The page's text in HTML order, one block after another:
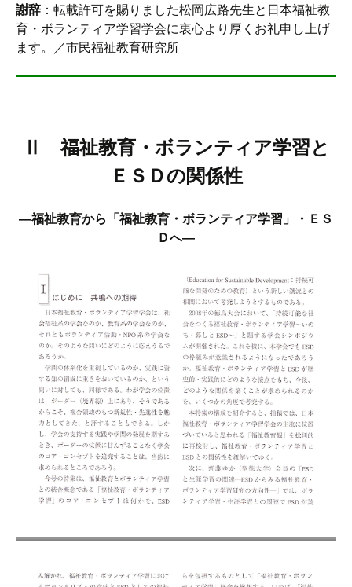
謝辞 ：転載許可を賜りました松岡広路先生と日本福祉教
育・ボランティア学習学会に衷心より厚くお礼申し上げ
ます。／市民福祉教育研究所
Ⅱ 福祉教育・ボランティア学習と
ＥＳＤの関係性
―福祉教育から「福祉教育・ボランティア学習」・ＥＳ
Ｄへ―